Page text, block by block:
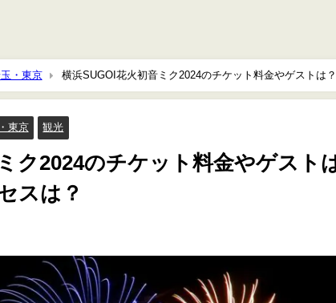
・東京
横浜SUGOI花火初音ミク2024のチケット料金やゲストは？
東京 観光
ク2024のチケット料金やゲスト
スは？